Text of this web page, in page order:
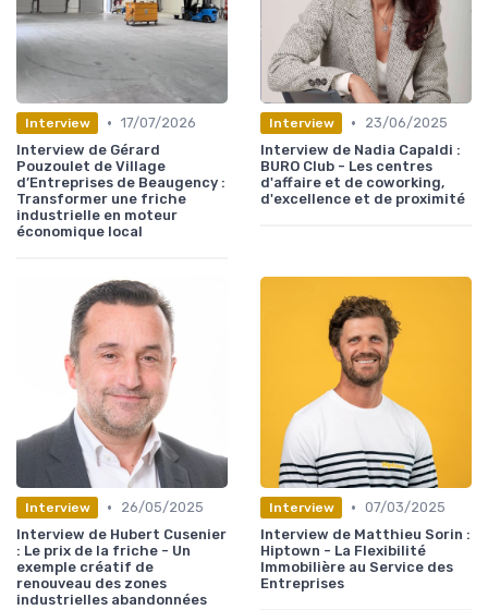
Interview • 17/07/2026
Interview de Gérard
Pouzoulet de Village
d’Entreprises de Beaugency :
Transformer une friche
industrielle en moteur
économique local
Interview •
23/06/2025
Interview de Nadia Capaldi :
BURO Club - Les centres
d'affaire et de coworking,
d'excellence et de proximité
Interview •
26/05/2025
Interview de Hubert Cusenier
: Le prix de la friche - Un
exemple créatif de
renouveau des zones
industrielles abandonnées
Interview • 07/03/2025
Interview de Matthieu Sorin :
Hiptown - La Flexibilité
Immobilière au Service des
Entreprises